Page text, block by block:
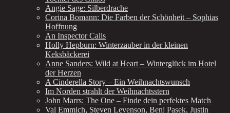
Angie Sage: Silberdrache
Corina Bomann: Die Farben der Schönheit – Sophias
Hoffnung
An Inspector Calls
Holly Hepburn: Winterzauber in der kleinen
Keksbäckerei
Anne Sanders: Wild at Heart – Winterglück im Hotel
der Herzen
A Cinderella Story – Ein Weihnachtswunsch
Im Norden strahlt der Weihnachtsstern
John Marrs: The One – Finde dein perfektes Match
Val Emmich, Steven Levenson, Benj Pasek, Justin